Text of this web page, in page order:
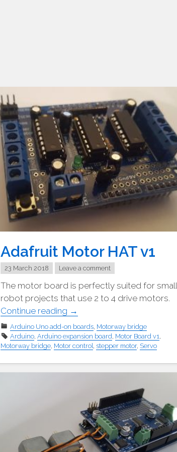
Adafruit Motor HAT v1
23 March 2018 Leave a comment
The motor board is perfectly suited for small
robot projects that use 2 to 4 drive motors.
Continue reading "Adafruit
Motor
Platine
v1"
→
Arduino Uno add-on boards, Motorway bridge
Arduino,Arduino expansion board, Motor Board v1,
Motorway bridge, Motor control, stepper motor, Servo